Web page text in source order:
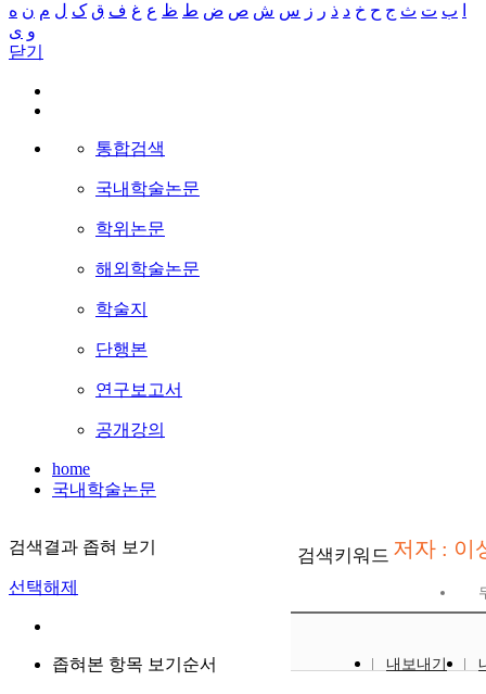
ب ت ث ج ح خ د ذ ر ز س ش ص ض ط ظ ع غ ف ق ک ل م ن ه
و ی
닫기
통합검색
국내학술논문
학위논문
해외학술논문
학술지
단행본
연구보고서
공개강의
home
국내학술논문
검색결과 좁혀 보기
선택해제
좁혀본 항목 보기순서
검색키워드 저자 : 이
내보내기